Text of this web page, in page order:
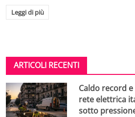
Leggi di più
ARTICOLI RECENTI
Caldo record
rete elettrica
sotto